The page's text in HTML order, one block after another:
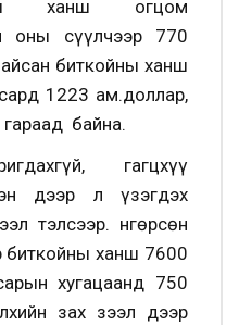
ханш огцом
оны сүүлчээр 770
биткойны ханш
1223 ам.доллар,
байна.
гагцхүү
дээр л үзэгдэх
тэлсээр. Өнгөрсөн
биткойны ханш 7600
хугацаанд 750
зах зээл дээр